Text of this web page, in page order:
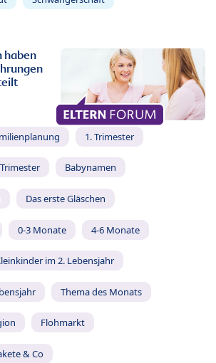
haben
1. Trimester
Babynamen
Das erste Gläschen
0-3 Monate 4-6 Monate
im 2. Lebensjahr
Thema des Monats
Flohmarkt
& Co